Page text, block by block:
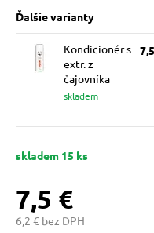
mačky
podložky
Ďalšie varianty
Kondicionér s
extr. z
čajovníka
skladem
skladem 15 ks
7,5 €
6,2 € bez DPH